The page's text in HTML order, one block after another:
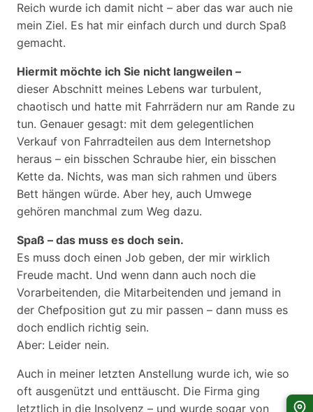
Reich wurde ich damit nicht – aber das war auch nie
mein Ziel. Es hat mir einfach durch und durch Spaß
gemacht.
Hiermit möchte ich Sie nicht langweilen –
dieser Abschnitt meines Lebens war turbulent,
chaotisch und hatte mit Fahrrädern nur am Rande zu
tun. Genauer gesagt: mit dem gelegentlichen
Verkauf von Fahrradteilen aus dem Internetshop
heraus – ein bisschen Schraube hier, ein bisschen
Kette da. Nichts, was man sich rahmen und übers
Bett hängen würde. Aber hey, auch Umwege
gehören manchmal zum Weg dazu.
Spaß – das muss es doch sein.
Es muss doch einen Job geben, der mir wirklich
Freude macht. Und wenn dann auch noch die
Vorarbeitenden, die Mitarbeitenden und jemand in
der Chefposition gut zu mir passen – dann muss es
doch endlich richtig sein.
Aber: Leider nein.
Auch in meiner letzten Anstellung wurde ich, wie so
oft ausgenützt und enttäuscht. Die Firma ging
letztlich in die Insolvenz – und wurde sogar von